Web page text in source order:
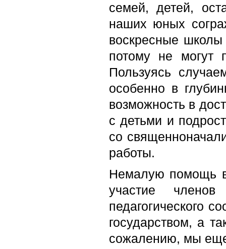
семей, детей,
наших юных
воскресные
потому не могут
Пользуясь
особенно в
возможность в
с детьми и
со
работы.
Немалую помощь в
участие
педагогического
государством, а
сожалению, мы еще